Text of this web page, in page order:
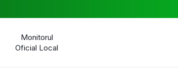
Monitorul
Oficial Local